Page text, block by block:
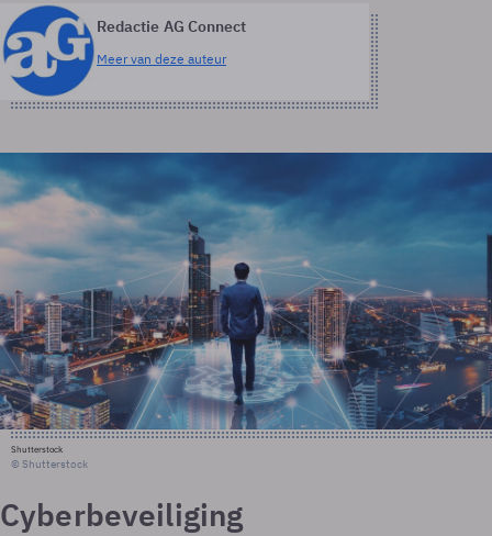
Redactie AG Connect
Meer van deze auteur
Shutterstock
© Shutterstock
Cyberbeveiliging